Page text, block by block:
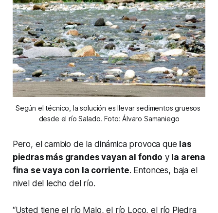
Según el técnico, la solución es llevar sedimentos gruesos
desde el río Salado. Foto: Álvaro Samaniego
Pero, el cambio de la dinámica provoca que las
piedras más grandes vayan al fondo y la arena
fina se vaya con la corriente. Entonces, baja el
nivel del lecho del río.
“Usted tiene el río Malo, el río Loco, el río Piedra